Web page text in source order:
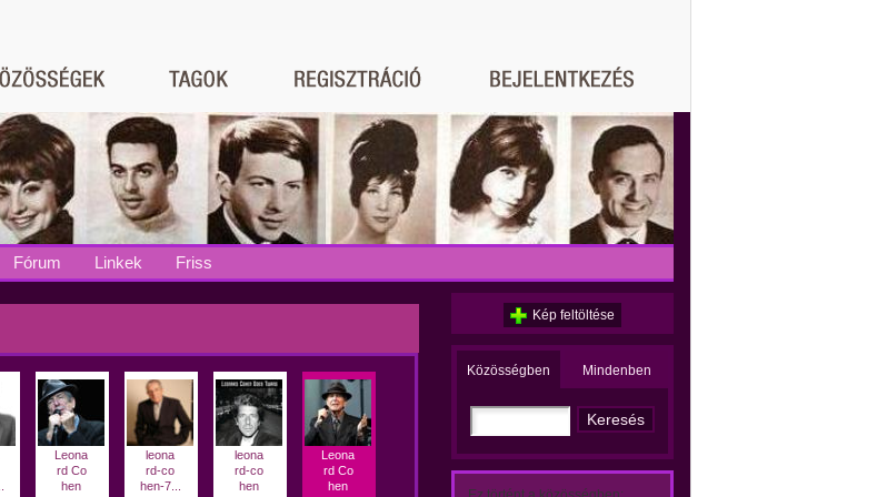
Fórum Linkek Friss
Leona
rd Co
hen
leona
rd-co
hen-7...
leona
rd-co
hen
Leona
rd Co
hen
Kép feltöltése
Közösségben Mindenben